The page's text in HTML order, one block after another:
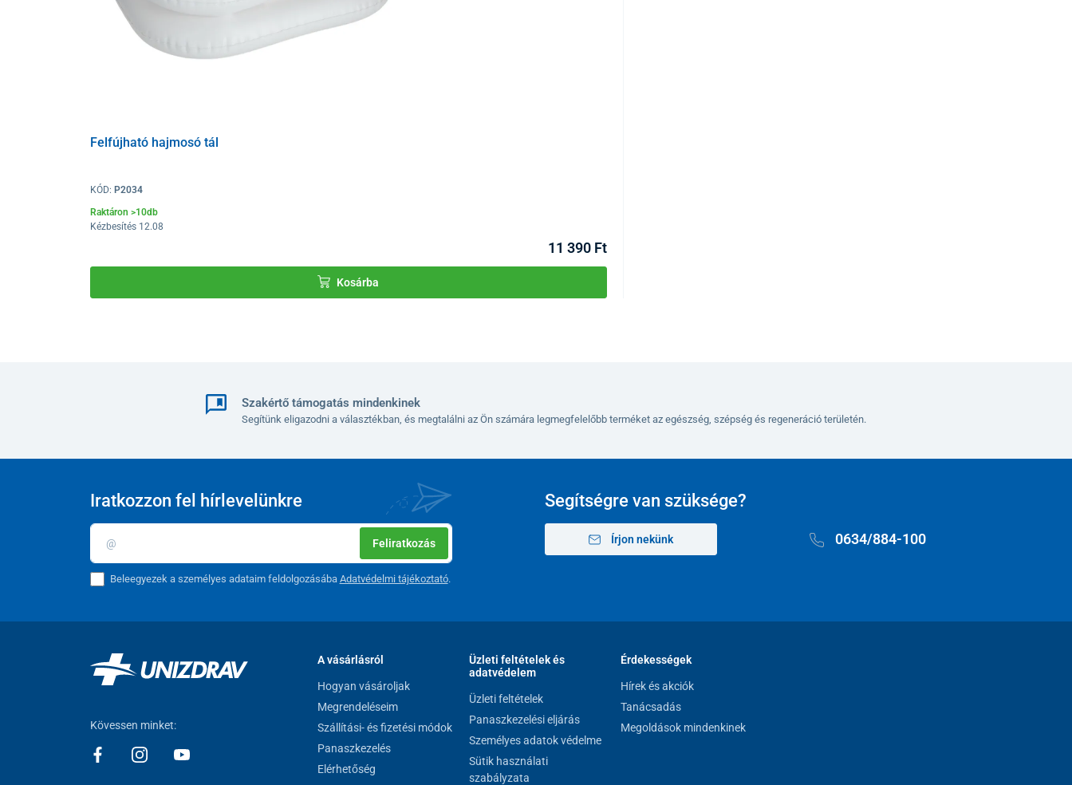
acélkeret
Szín:
Teherbírás 110 kg
42 x 35 cm
Teljes külső méretek (szélesség x mélység) 75 x 50 cm
51-56 cm
Felfújható hajmosó tál
KÓD: P2034
Raktáron >10db
Kézbesítés 12.08
11 390 Ft
Kosárba
Szakértő támogatás mindenkinek
Segítünk eligazodni a választékban, és megtalálni az Ön számára legmegfelelőbb terméket az egészség, szépség és regeneráció területén.
Segítségre van szüksége?
Írjon nekünk 0634/884-100
Iratkozzon fel hírlevelünkre
Feliratkozás
Beleegyezek a személyes adataim feldolgozásába Adatvédelmi tájékoztató.
Kövessen minket:
A vásárlásról
Hogyan vásároljak
Megrendeléseim
Szállítási- és fizetési módok
Panaszkezelés
Elérhetőség
Üzleti feltételek és
adatvédelem
Üzleti feltételek
Panaszkezelési eljárás
Személyes adatok védelme
Sütik használati
szabályzata
Érdekességek
Hírek és akciók
Tanácsadás
Megoldások mindenkinek